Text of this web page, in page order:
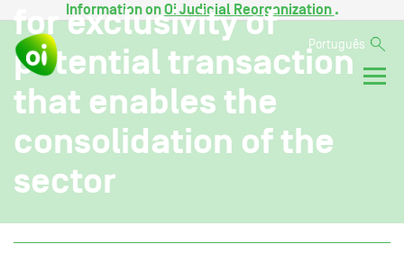
Information onOi Judicial Reorganization .
Português
for exclusivity of
potential transaction
that enables the
consolidation of the
sector